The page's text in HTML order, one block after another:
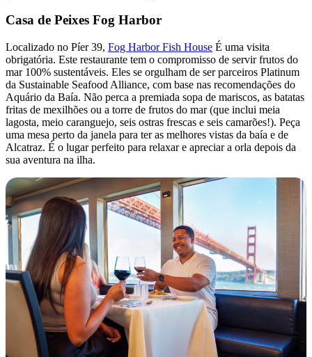
Casa de Peixes Fog Harbor
Localizado no Píer 39, Fog Harbor Fish House É uma visita
obrigatória. Este restaurante tem o compromisso de servir frutos do
mar 100% sustentáveis. Eles se orgulham de ser parceiros Platinum
da Sustainable Seafood Alliance, com base nas recomendações do
Aquário da Baía. Não perca a premiada sopa de mariscos, as batatas
fritas de mexilhões ou a torre de frutos do mar (que inclui meia
lagosta, meio caranguejo, seis ostras frescas e seis camarões!). Peça
uma mesa perto da janela para ter as melhores vistas da baía e de
Alcatraz. É o lugar perfeito para relaxar e apreciar a orla depois da
sua aventura na ilha.